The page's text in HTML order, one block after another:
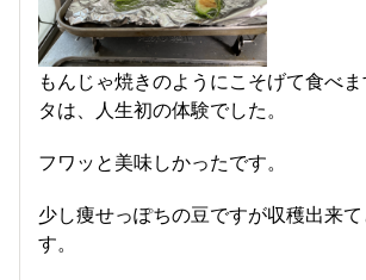
もんじゃ焼きのようにこそげて食べ
タは、人生初の体験でした。
フワッと美味しかったです。
少し痩せっぽちの豆ですが収穫出来
す。